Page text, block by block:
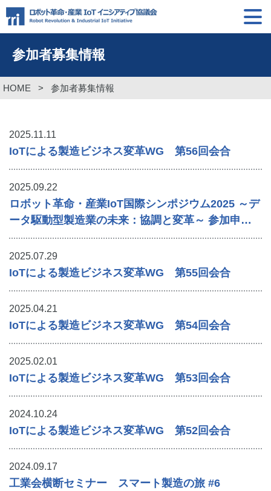
参加者募集情報
HOME > 参加者募集情報
2025.11.11
IoTによる製造ビジネス変革WG 第56回会合
2025.09.22
ロボット革命・産業IoT国際シンポジウム2025 ～デ
ータ駆動型製造業の未来：協調と変革～ 参加申込
案内
2025.07.29
IoTによる製造ビジネス変革WG 第55回会合
2025.04.21
IoTによる製造ビジネス変革WG 第54回会合
2025.02.01
IoTによる製造ビジネス変革WG 第53回会合
2024.10.24
IoTによる製造ビジネス変革WG 第52回会合
2024.09.17
工業会横断セミナー スマート製造の旅 #6